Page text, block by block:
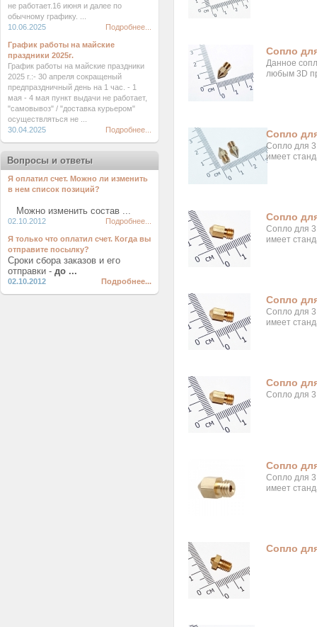
Сопло
Данное
любым 3D
Сопло
Сопло для
имеет
Сопло
Сопло для
имеет
Сопло
Сопло для
имеет
Сопло
Сопло для
Сопло
Сопло для
имеет
Сопло
не работает.16 июня и далее по
обычному графику. ...
10.06.2025
Подробнее...
График работы на майские
праздники 2025г.
График работы на майские праздники
2025 г.:- 30 апреля сокращеный
предпраздничный день на 1 час. - 1
мая - 4 мая пункт выдачи не работает,
"самовывоз" / "доставка курьером"
осуществляться не ...
30.04.2025
Подробнее...
Вопросы и ответы
Я оплатил счет. Можно ли изменить
в нем список позиций?
Можно изменить состав ...
02.10.2012 Подробнее...
Я только что оплатил счет. Когда вы
отправите посылку?
Сроки сбора заказов и его
отправки - до ...
02.10.2012 Подробнее...